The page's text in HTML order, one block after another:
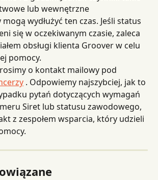
lub wewnętrzne
wydłużyć ten czas. Jeśli status
się w oczekiwanym czasie, zaleca
obsługi klienta Groover w celu
pomocy.
o kontakt mailowy pod
. Odpowiemy najszybciej, jak to
pytań dotyczących wymagań
Siret lub statusu zawodowego,
z zespołem wsparcia, który udzieli